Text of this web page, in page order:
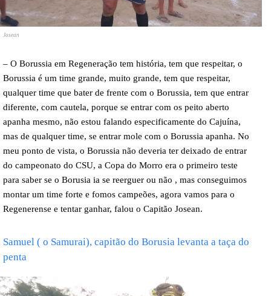
Josean
– O Borussia em Regeneração tem história, tem que respeitar, o
Borussia é um time grande, muito grande, tem que respeitar,
qualquer time que bater de frente com o Borussia, tem que entrar
diferente, com cautela, porque se entrar com os peito aberto
apanha mesmo, não estou falando especificamente do Cajuína,
mas de qualquer time, se entrar mole com o Borussia apanha. No
meu ponto de vista, o Borussia não deveria ter deixado de entrar
do campeonato do CSU, a Copa do Morro era o primeiro teste
para saber se o Borusia ia se reerguer ou não , mas conseguimos
montar um time forte e fomos campeões, agora vamos para o
Regenerense e tentar ganhar, falou o Capitão Josean.
Samuel ( o Samurai), capitão do Borusia levanta a taça do
penta